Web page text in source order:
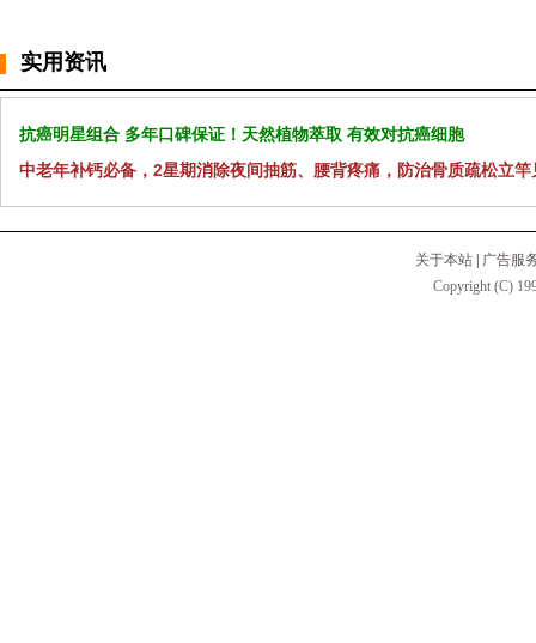
实用资讯
抗癌明星组合 多年口碑保证！天然植物萃取 有效对抗癌细胞
中老年补钙必备，2星期消除夜间抽筋、腰背疼痛，防治骨质疏松立竿
关于本站
广告服
Copyright (C)